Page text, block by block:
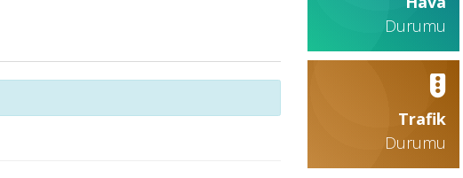
Durumu
Trafik
Durumu